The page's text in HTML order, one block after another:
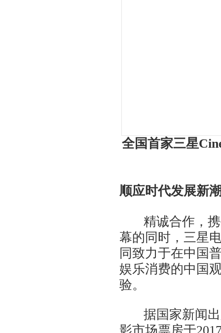
全国首家三星
顺应时代发展新
精诚合作，携
幕的同时，三星
同致力于在中国
娱乐消费的中国
验。
据国家新闻出